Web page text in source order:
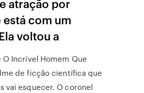
atração por
com um
voltou a
O Incrível Homem Que
de ficção científica que
vai esquecer. O coronel